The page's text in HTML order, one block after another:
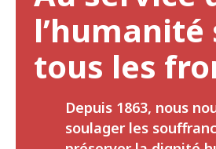
l’humanité
tous les
Depuis 1863, nous
soulager les